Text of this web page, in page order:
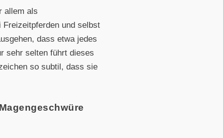
allem als
Freizeitpferden und selbst
dass etwa jedes
sehr selten führt dieses
so subtil, dass sie